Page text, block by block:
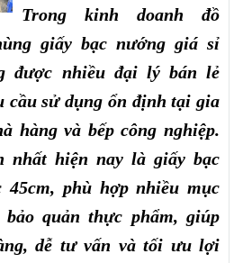
Trong kinh doanh đồ
giấy bạc nướng giá sỉ
được nhiều đại lý bán lẻ
cầu sử dụng ổn định tại gia
hàng và bếp công nghiệp.
nhất hiện nay là giấy bạc
45cm, phù hợp nhiều mục
quản thực phẩm, giúp
dễ tư vấn và tối ưu lợi